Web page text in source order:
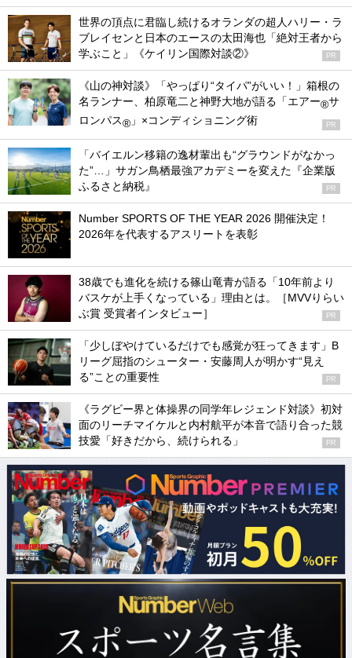
世界の頂点に君臨し続けるオランダの超人ハリー・ラ
ブレイセンと日本のエースの太田海也「絶対王者から
学ぶこと」《ケイリン国際対談②》
PR
《山の神対談》「やっぱり“タイパ”がいい！」箱根の
名ランナー、柏原竜二と神野大地が語る「エアー®サ
ロンパス® 」×コンディショニング術 PR
「バイエルン移籍の逸材輩出も“グラウンドがなかっ
た”…」サガン鳥栖最強アカデミーを変えた『企業版
ふるさと納税』
PR
Number SPORTS OF THE YEAR 2026 開催決定！
2026年を代表するアスリートを表彰
38歳でも進化を続ける篠山竜青が語る「10年前より
バスケが上手くなっている」理由とは。［MVVりらい
ぶ賞 受賞者インタビュー］
PR
「少しぼやけているだけでも感覚が狂ってきます」B
リーグ屈指のシューター・安藤周人が明かす“見え
る”ことの重要性
PR
《ラグビー界と体操界の同学年レジェンド対談》初対
面のリーチマイケルと内村航平が本音で語り合った競
技愛「好きだから、続けられる」
PR